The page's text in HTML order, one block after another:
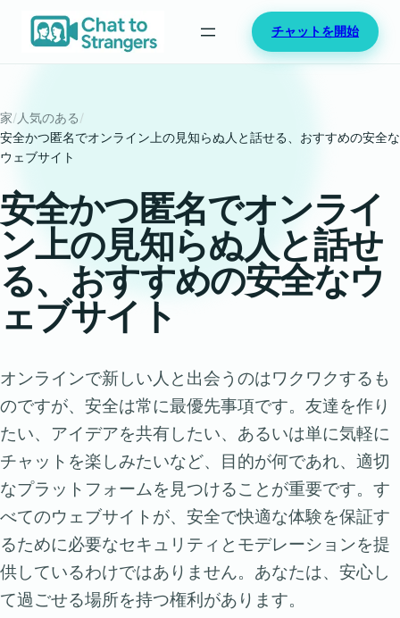
キ
ッ
プ
チャットを開始
家/人気のある/
安全かつ匿名でオンライン上の見知らぬ人と話せる、おすすめの安全な
ウェブサイト
安全かつ匿名でオンライ
ン上の見知らぬ人と話せ
る、おすすめの安全なウ
ェブサイト
オンラインで新しい人と出会うのはワクワクするも
のですが、安全は常に最優先事項です。友達を作り
たい、アイデアを共有したい、あるいは単に気軽に
チャットを楽しみたいなど、目的が何であれ、適切
なプラットフォームを見つけることが重要です。す
べてのウェブサイトが、安全で快適な体験を保証す
るために必要なセキュリティとモデレーションを提
供しているわけではありません。あなたは、安心し
て過ごせる場所を持つ権利があります。